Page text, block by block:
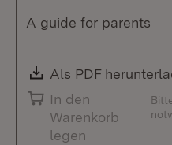
A guide for parents
Download:
Als PDF
In den
Warenkorb
legen